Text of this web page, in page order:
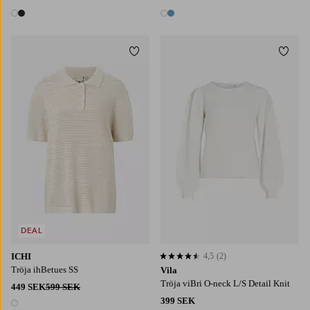
2 färger 2 färger
ICHI
Tröja ihBetues SS
449 SEK599 SEK
DEAL
Lägg till i favoriter
Vila
Tröja viBri O-neck L/S Detail Knit
399 SEK
4,5 baserat på 2 st betyg
4,5 (2)